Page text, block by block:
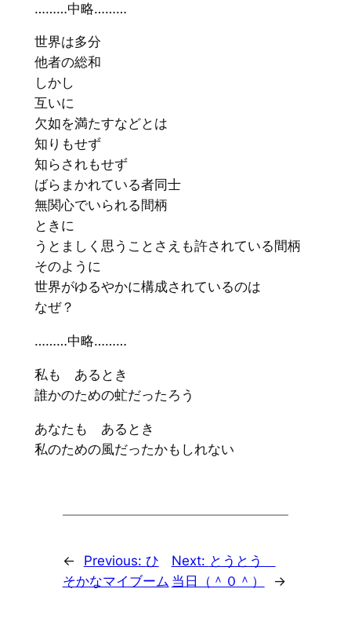
………中略………
世界は多分
他者の総和
しかし
互いに
欠如を満たすなどとは
知りもせず
知らされもせず
ばらまかれている者同士
無関心でいられる間柄
ときに
うとましく思うことさえも許されている間柄
そのように
世界がゆるやかに構成されているのは
なぜ？
………中略………
私も あるとき
誰かのための虻だったろう
あなたも あるとき
私のための風だったかもしれない
← Previous: ひ
そかなマイブーム
Next: とうとう
当日（＾０＾）
→